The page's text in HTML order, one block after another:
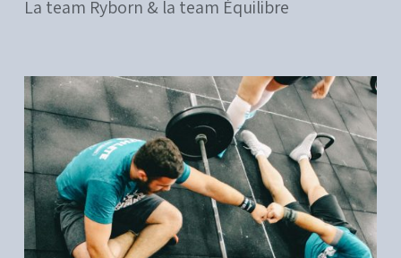
La team Ryborn & la team Équilibre